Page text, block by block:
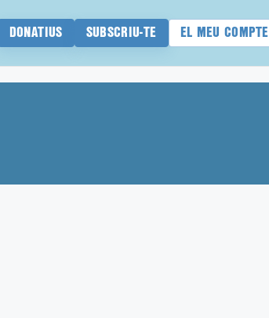
DONATIUS SUBSCRIU-TE EL MEU COMPTE